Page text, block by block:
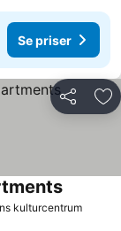
Se priser
Dela
kulturcentrumSe
Se priser